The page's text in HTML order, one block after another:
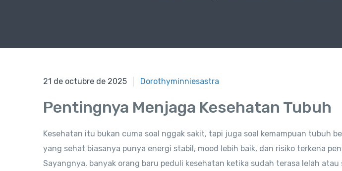
21 de octubre de 2025
21 de octubre de 2025 Dorothyminniesastra
Pentingnya Menjaga Kesehatan Tubuh
Kesehatan itu bukan cuma soal nggak sakit, tapi juga soal kemampuan tubuh
yang sehat biasanya punya energi stabil, mood lebih baik, dan risiko terkena
Sayangnya, banyak orang baru peduli kesehatan ketika sudah terasa lelah atau